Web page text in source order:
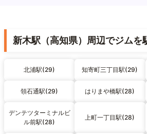
新木駅（高知県）周辺でジムを
北浦駅(29) 知寄町三丁目駅(29)
領石通駅(29) はりまや橋駅(28)
デンテツターミナルビ
ル前駅(28)
上町一丁目駅(28)